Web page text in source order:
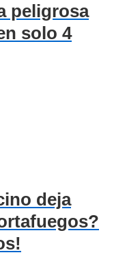
peligrosa
solo 4
deja